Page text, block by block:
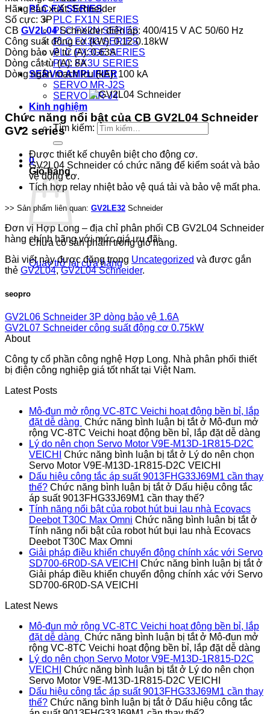
PLC FX SERIES
PLC FX1N SERIES
PLC FX2N SERIES
PLC FX3G SERIES
PLC FX3GE SERIES
PLC FX3U SERIES
SERVO AMPLIFIER
SERVO MR-J2S
SERVO MR-J4
Kinh nghiệm
Tìm kiếm:
0
Giỏ hàng
Chưa có sản phẩm trong giỏ hàng.
Quay trở lại cửa hàng
Hãng sản xuất: Schneider
Số cực: 3P
CB GV2L04Schneider điện áp: 400/415 V AC 50/60 Hz
Công suất động cơ (kW): 0.12-0.18kW
Dòng bảo vệ từ (A): 0.63A
Dòng cắt từ (A): 8A
Dòng ngắn mạch Icu (kA): 100 kA
Chức năng nổi bật của CB GV2L04 Schneider
GV2 series
Được thiết kế chuyên biệt cho động cơ.
GV2L04 Schneider có chức năng để kiểm soát và bảo
vệ động cơ.
Tích hợp relay nhiệt bảo vệ quá tải và bảo vệ mất pha.
>> Sản phẩm liên quan: GV2LE32 Schneider
Đơn vị Hợp Long – địa chỉ phân phối CB GV2L04 Schneider
hàng chính hãng với mức giá ưu đãi.
Bài viết này được đăng trong Uncategorized và được gắn
thẻ GV2L04,GV2L04 Schneider.
seopro
GV2L06 Schneider 3P dòng bảo vệ 1.6A
GV2L07 Schneider công suất động cơ 0.75kW
About
Công ty cổ phần công nghệ Hợp Long. Nhà phân phối thiết
bị điện công nghiệp giá tốt nhất tại Việt Nam.
Latest Posts
Mô-đun mở rộng VC-8TC Veichi hoạt động bền bỉ, lắp
đặt dễ dàng Chức năng bình luận bị tắtở Mô-đun mở
rộng VC-8TC Veichi hoạt động bền bỉ, lắp đặt dễ dàng
Lý do nên chọn Servo Motor V9E-M13D-1R815-D2C
VEICHI
Chức năng bình luận bị tắtở Lý do nên chọn
Servo Motor V9E-M13D-1R815-D2C VEICHI
Dấu hiệu công tắc áp suất 9013FHG33J69M1 cần thay
thế? Chức năng bình luận bị tắtở Dấu hiệu công tắc
áp suất 9013FHG33J69M1 cần thay thế?
Tính năng nổi bật của robot hút bụi lau nhà Ecovacs
Deebot T30C Max Omni Chức năng bình luận bị tắtở
Tính năng nổi bật của robot hút bụi lau nhà Ecovacs
Deebot T30C Max Omni
Giải pháp điều khiển chuyển động chính xác với Servo
SD700-6R0D-SA VEICHI
Chức năng bình luận bị tắtở
Giải pháp điều khiển chuyển động chính xác với Servo
SD700-6R0D-SA VEICHI
Latest News
Mô-đun mở rộng VC-8TC Veichi hoạt động bền bỉ, lắp
đặt dễ dàng Chức năng bình luận bị tắtở Mô-đun mở
rộng VC-8TC Veichi hoạt động bền bỉ, lắp đặt dễ dàng
Lý do nên chọn Servo Motor V9E-M13D-1R815-D2C
VEICHI
Chức năng bình luận bị tắtở Lý do nên chọn
Servo Motor V9E-M13D-1R815-D2C VEICHI
Dấu hiệu công tắc áp suất 9013FHG33J69M1 cần thay
thế? Chức năng bình luận bị tắtở Dấu hiệu công tắc